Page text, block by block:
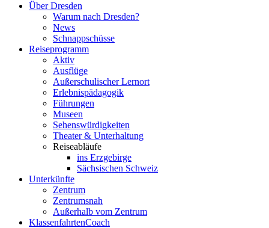
Über Dresden
Warum nach Dresden?
News
Schnappschüsse
Reiseprogramm
Aktiv
Ausflüge
Außerschulischer Lernort
Erlebnispädagogik
Führungen
Museen
Sehenswürdigkeiten
Theater & Unterhaltung
Reiseabläufe
ins Erzgebirge
Sächsischen Schweiz
Unterkünfte
Zentrum
Zentrumsnah
Außerhalb vom Zentrum
KlassenfahrtenCoach